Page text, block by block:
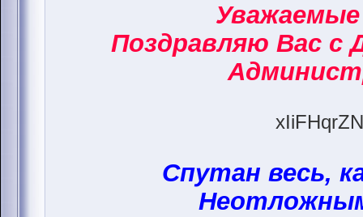
Поздравляю Вас с
Спутан весь,